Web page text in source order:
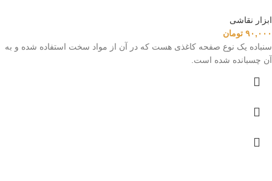
ابزار نقاشی
۹۰,۰۰۰ تومان
سنباده یک نوع صفحه کاغذی هست که در آن از مواد سخت استفاده شده و به
آن چسبانده شده است.